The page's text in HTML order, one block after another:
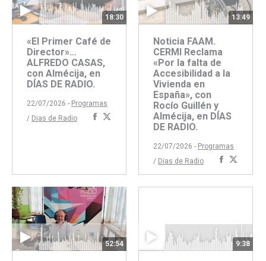
18:30
«El Primer Café de
Director»…
ALFREDO CASAS,
con Almécija, en
DÍAS DE RADIO.
22/07/2026 - Programas
/ Dias de Radio
Compartir
13:49
Noticia FAAM.
CERMI Reclama
«Por la falta de
Accesibilidad a la
Vivienda en
España», con
Rocío Guillén y
Almécija, en DÍAS
DE RADIO.
22/07/2026 - Programas
/ Dias de Radio
Compartir
concon
52:54 9:38